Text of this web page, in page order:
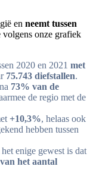
en neemt tussen
onze grafiek
2020 en 2021 met
75.743 diefstallen.
73% van de
de regio met de
+10,3%, helaas ook
hebben tussen
het enige gewest is dat
het aantal